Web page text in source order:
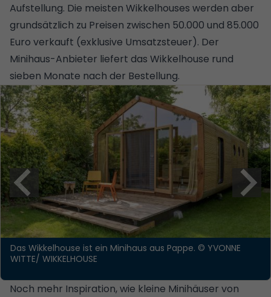
Aufstellung. Die meisten Wikkelhouses werden aber
grundsätzlich zu Preisen zwischen 50.000 und 85.000
Euro verkauft (exklusive Umsatzsteuer). Der
Minihaus-Anbieter liefert das Wikkelhouse rund
sieben Monate nach der Bestellung.
Das Wikkelhouse ist ein Minihaus aus Pappe. © YVONNE
WITTE/ WIKKELHOUSE
Noch mehr Inspiration, wie kleine Minihäuser von